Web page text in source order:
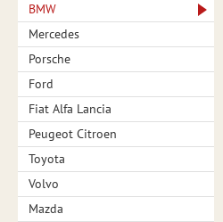
BMW
Mercedes
Porsche
Ford
Fiat Alfa Lancia
Peugeot Citroen
Toyota
Volvo
Mazda